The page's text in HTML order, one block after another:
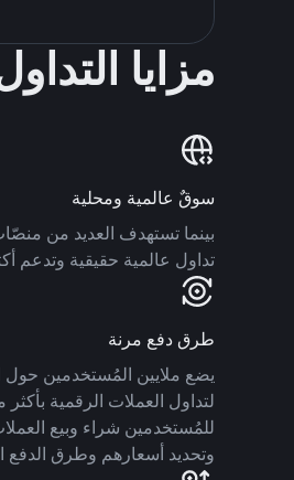
مزايا
سوقٌ عالمية ومحلية
تداول عالمية حقيقية وتدعم أكثر من 70
طرق دفع مرنة
للمُستخدمين شراء وبيع
وتحديد أسعارهم وطرق الدفع